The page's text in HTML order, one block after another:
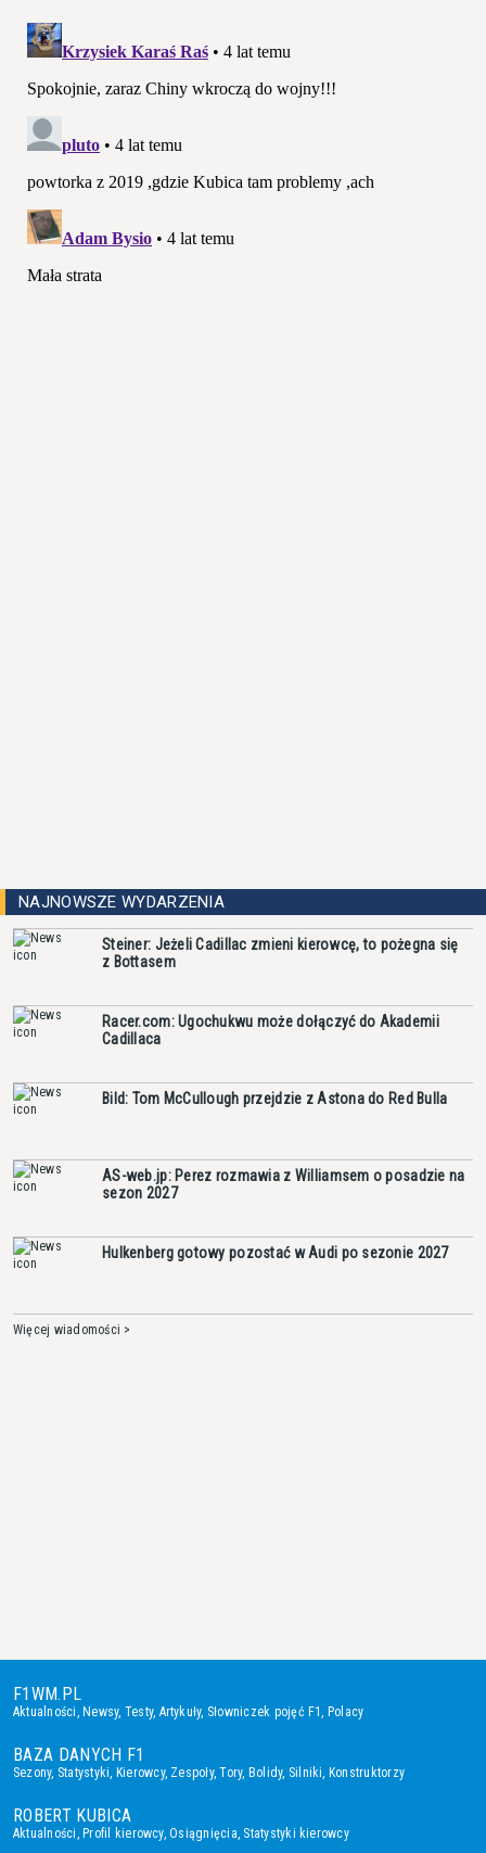
NAJNOWSZE WYDARZENIA
Steiner: Jeżeli Cadillac zmieni kierowcę, to pożegna się
z Bottasem
Racer.com: Ugochukwu może dołączyć do Akademii
Cadillaca
Bild: Tom McCullough przejdzie z Astona do Red Bulla
AS-web.jp: Perez rozmawia z Williamsem o posadzie na
sezon 2027
Hulkenberg gotowy pozostać w Audi po sezonie 2027
Więcej wiadomości >
F1WM.PL
Aktualności, Newsy, Testy, Artykuły, Słowniczek pojęć F1, Polacy
BAZA DANYCH F1
Sezony, Statystyki, Kierowcy, Zespoły,Tory, Bolidy, Silniki, Konstruktorzy
ROBERT KUBICA
Aktualności, Profil kierowcy,Osiągnięcia, Statystyki kierowcy